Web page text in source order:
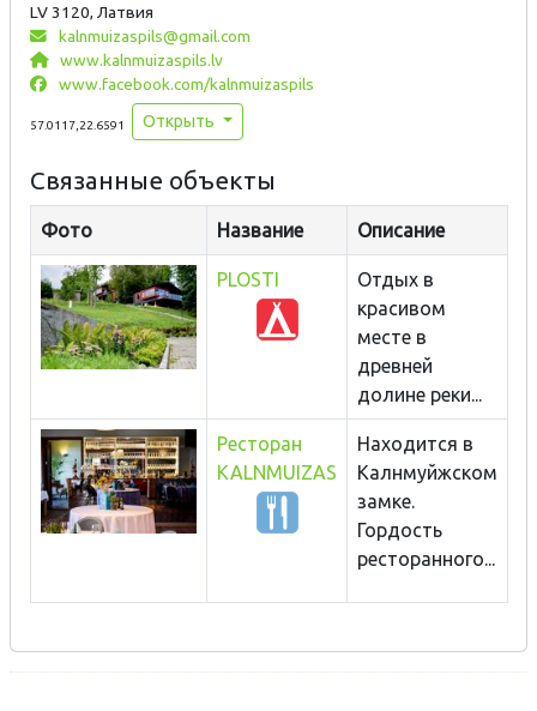
LV 3120, Латвия
kalnmuizaspils@gmail.com
www.kalnmuizaspils.lv
www.facebook.com/kalnmuizaspils
57.0117,22.6591 Открыть
Связанные объекты
Фото Название Описание
PLOSTI
Отдых в
красивом
месте в
древней
долине реки...
Ресторан
KALNMUIZAS
Находится в
Калнмуйжском
замке.
Гордость
ресторанного...